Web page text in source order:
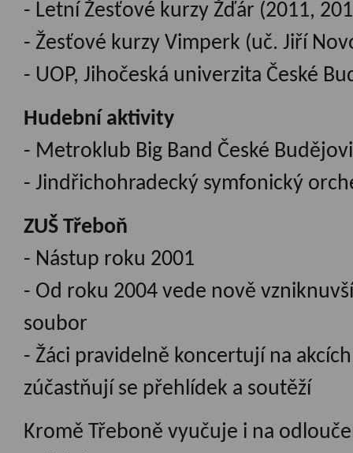
- Letní Žesťové kurzy Žďár (2011,
- Žesťové kurzy Vimperk (uč. Jiří
- UOP, Jihočeská univerzita České
Hudební aktivity
- Metroklub Big Band České
- Jindřichohradecký symfonický
ZUŠ Třeboň
- Nástup roku 2001
- Od roku 2004 vede nově
soubor
- Žáci pravidelně koncertují na
zúčastňují se přehlídek a soutěží
Kromě Třeboně vyučuje i na